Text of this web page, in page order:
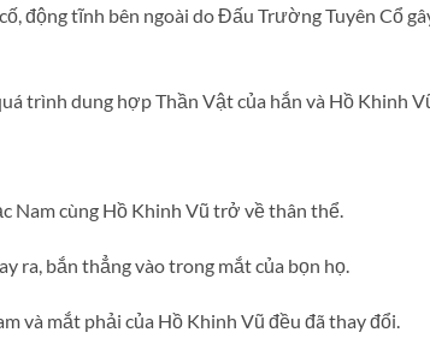
động tĩnh bên ngoài do Đấu Trường Tuyên Cổ
trình dung hợp Thần Vật của hắn và Hồ Khinh
Nam cùng Hồ Khinh Vũ trở về thân thể.
ra, bắn thẳng vào trong mắt của bọn họ.
và mắt phải của Hồ Khinh Vũ đều đã thay đổi.